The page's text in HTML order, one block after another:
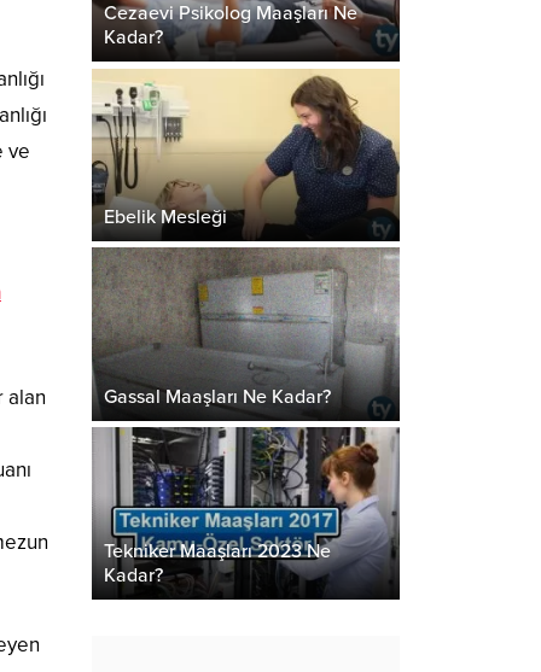
ve
alan
Cezaevi Psikolog Maaşları Ne
Kadar?
Ebelik Mesleği
Gassal Maaşları Ne Kadar?
Tekniker Maaşları 2023 Ne
Kadar?